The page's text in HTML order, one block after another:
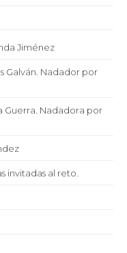
Jiménez
Galván. Nadador por
Guerra. Nadadora por
invitadas al reto.